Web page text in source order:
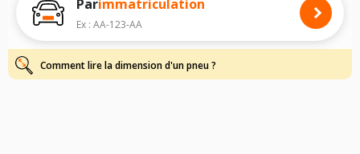
Pour cela, veuillez sélectionner le modèle de votre véhicule ci-dessous :
Les résultats de votre recherche sont donnés à titre indicatif. Il est
fortement recommandé de vérifier en amont la dimension des pneus
montés sur votre véhicule, sans oublier les indices de charge et de
vitesse, indispensables pour que votre dimension soit complète.
Parimmatriculation
Ex : AA-123-AA
Comment lire la dimension d'un pneu ?